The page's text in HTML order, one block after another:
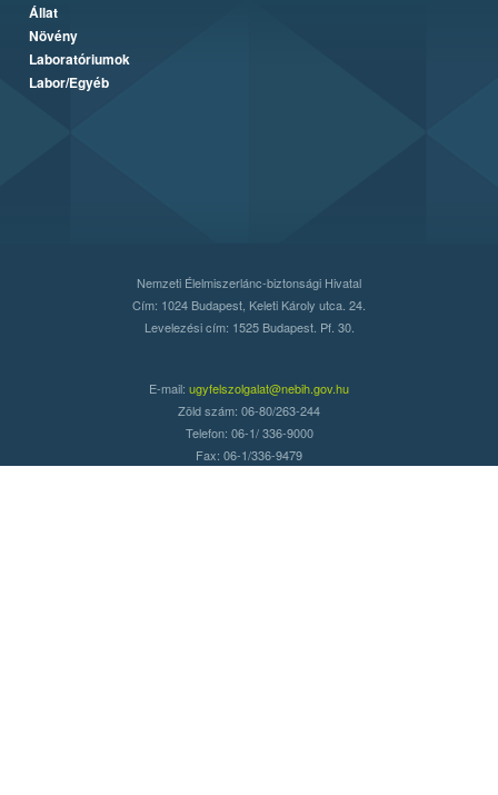
Állat
Növény
Laboratóriumok
Labor/Egyéb
Nemzeti Élelmiszerlánc-biztonsági Hivatal
Cím: 1024 Budapest, Keleti Károly utca. 24.
Levelezési cím: 1525 Budapest. Pf. 30.
E-mail: ugyfelszolgalat@nebih.gov.hu
Zöld szám: 06-80/263-244
Telefon: 06-1/ 336-9000
Fax: 06-1/336-9479